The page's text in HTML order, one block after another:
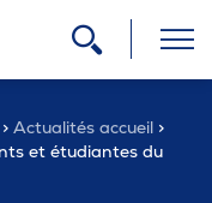
> Actualités accueil >
et étudiantes du